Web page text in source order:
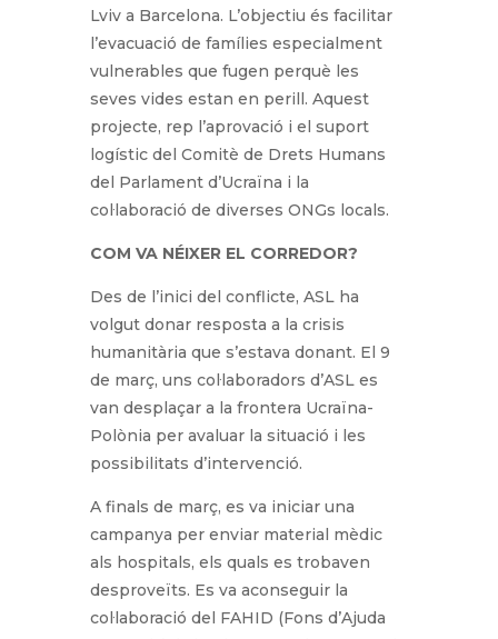
Lviv a Barcelona. L’objectiu és facilitar
l’evacuació de famílies especialment
vulnerables que fugen perquè les
seves vides estan en perill. Aquest
projecte, rep l’aprovació i el suport
logístic del Comitè de Drets Humans
del Parlament d’Ucraïna i la
col·laboració de diverses ONGs locals.
COM VA NÉIXER EL CORREDOR?
Des de l’inici del conflicte, ASL ha
volgut donar resposta a la crisis
humanitària que s’estava donant. El 9
de març, uns col·laboradors d’ASL es
van desplaçar a la frontera Ucraïna-
Polònia per avaluar la situació i les
possibilitats d’intervenció.
A finals de març, es va iniciar una
campanya per enviar material mèdic
als hospitals, els quals es trobaven
desproveïts. Es va aconseguir la
col·laboració del FAHID (Fons d’Ajuda